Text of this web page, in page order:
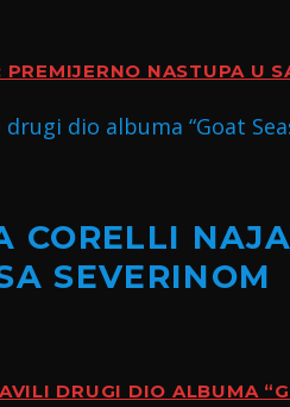
NASTUPA U
CORELLI
SEVERINOM
DRUGI DIO ALBUMA